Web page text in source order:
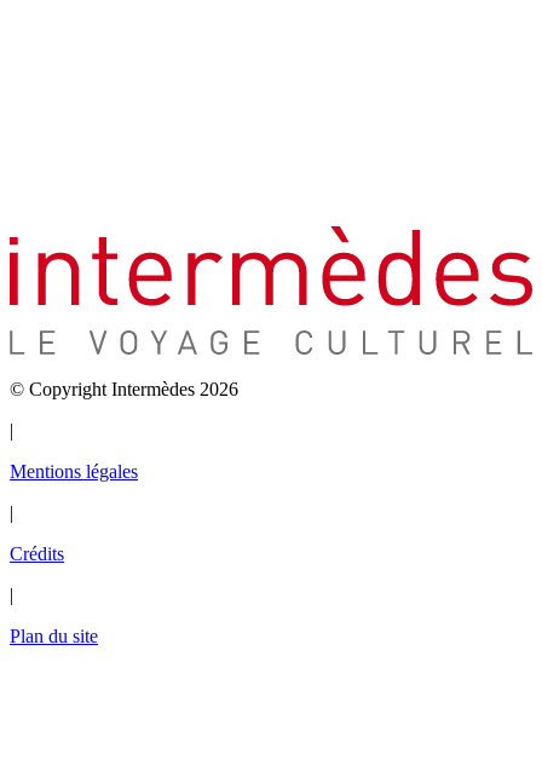
© Copyright Intermèdes 2026
|
Mentions légales
|
Crédits
|
Plan du site